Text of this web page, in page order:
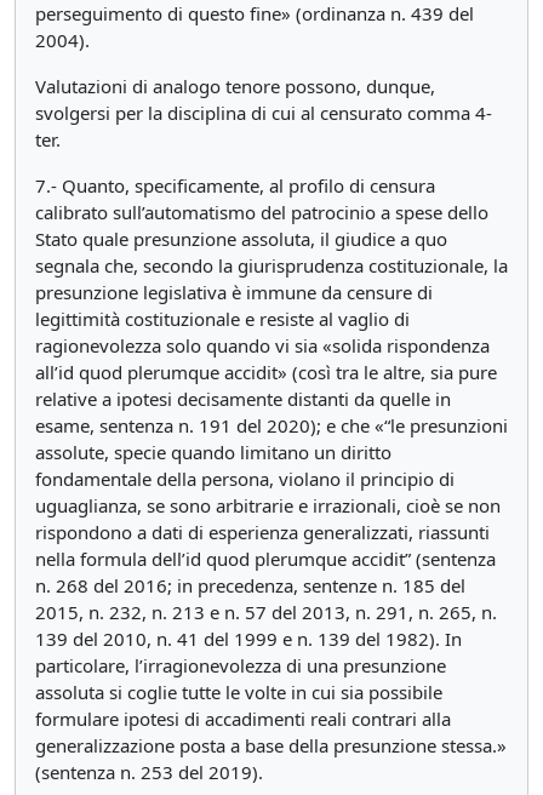
perseguimento di questo fine» (ordinanza n. 439 del
2004).
Valutazioni di analogo tenore possono, dunque,
svolgersi per la disciplina di cui al censurato comma 4-
ter.
7.- Quanto, specificamente, al profilo di censura
calibrato sull’automatismo del patrocinio a spese dello
Stato quale presunzione assoluta, il giudice a quo
segnala che, secondo la giurisprudenza costituzionale, la
presunzione legislativa è immune da censure di
legittimità costituzionale e resiste al vaglio di
ragionevolezza solo quando vi sia «solida rispondenza
all’id quod plerumque accidit» (così tra le altre, sia pure
relative a ipotesi decisamente distanti da quelle in
esame, sentenza n. 191 del 2020); e che «“le presunzioni
assolute, specie quando limitano un diritto
fondamentale della persona, violano il principio di
uguaglianza, se sono arbitrarie e irrazionali, cioè se non
rispondono a dati di esperienza generalizzati, riassunti
nella formula dell’id quod plerumque accidit” (sentenza
n. 268 del 2016; in precedenza, sentenze n. 185 del
2015, n. 232, n. 213 e n. 57 del 2013, n. 291, n. 265, n.
139 del 2010, n. 41 del 1999 e n. 139 del 1982). In
particolare, l’irragionevolezza di una presunzione
assoluta si coglie tutte le volte in cui sia possibile
formulare ipotesi di accadimenti reali contrari alla
generalizzazione posta a base della presunzione stessa.»
(sentenza n. 253 del 2019).